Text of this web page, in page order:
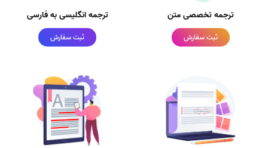
ترجمه تخصصی متن
ثبت سفارش
ترجمه انگلیسی به فارسی
ثبت سفارش